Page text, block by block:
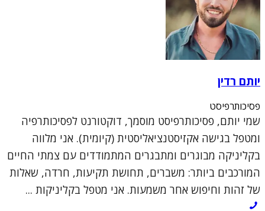
יותם רדין
פסיכותרפיסט
שמי יותם, פסיכותרפיסט מוסמך, דוקטורנט לפסיכותרפיה
ומטפל בגישה אקזיסטנציאליסטית (קיומית). אני מלווה
בקליניקה מבוגרים ומתבגרים המתמודדים עם צמתי החיים
המורכבים ביותר: משברים, תחושת תקיעות, חרדה, שאלות
של זהות וחיפוש אחר משמעות. אני מטפל בקליניקות ...